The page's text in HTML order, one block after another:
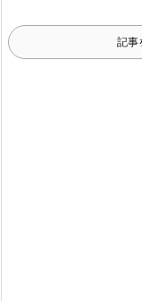
記事